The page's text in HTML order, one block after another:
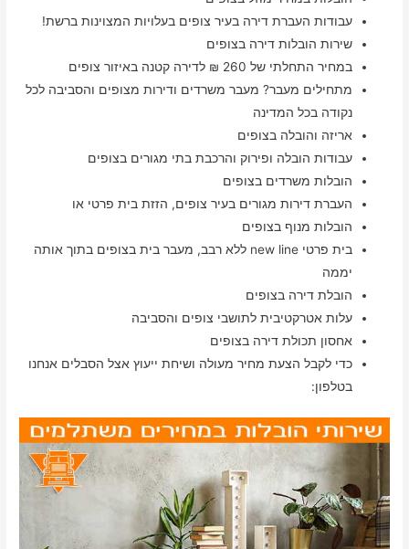
עבודות העברת דירה בעיר צופים בעלויות המצוינות ברשת!
שירות הובלות דירה בצופים
במחיר התחלתי של 260 ₪ לדירה קטנה באיזור צופים
מתחילים מעבר? מעבר משרדים ודירות מצופים והסביבה לכל
נקודה בכל המדינה
אריזה והובלה בצופים
עבודות הובלה ופירוק והרכבת בתי מגורים בצופים
הובלות משרדים בצופים
העברת דירות מגורים בעיר צופים, הזזת בית פרטי או
הובלות מנוף בצופים
בית פרטי new line ללא רבב, מעבר בית בצופים בתוך אותה
יממה
הובלת דירה בצופים
עלות אטרקטיבית לתושבי צופים והסביבה
אחסון תכולת דירה בצופים
כדי לקבל הצעת מחיר מעולה ושיחת ייעוץ אצל הסבלים אנחנו
בטלפון: